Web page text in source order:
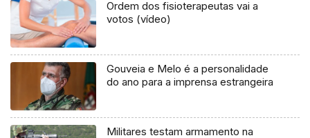
Ordem dos fisioterapeutas vai a
votos (vídeo)
Gouveia e Melo é a personalidade
do ano para a imprensa estrangeira
Militares testam armamento na